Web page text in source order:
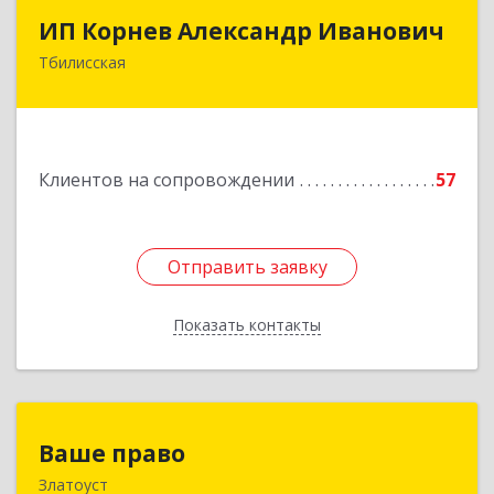
ИП Корнев Александр Иванович
Тбилисская
Клиентов на сопровождении 57
Отправить заявку
Показать контакты
352360, Краснодарский край, Тбилисский р-н,
Отправить заявку
Назад
Ваше право
Златоуст